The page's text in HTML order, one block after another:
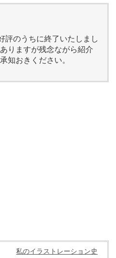
評のうちに終了いたしまし
りますが残念ながら紹介
知おきください。
私のイラストレーション史